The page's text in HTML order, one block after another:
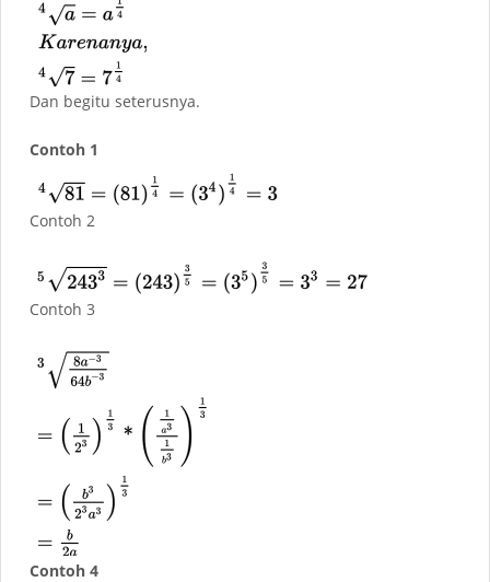
Dan begitu seterusnya.
Contoh 1
Contoh 2
Contoh 3
Contoh 4